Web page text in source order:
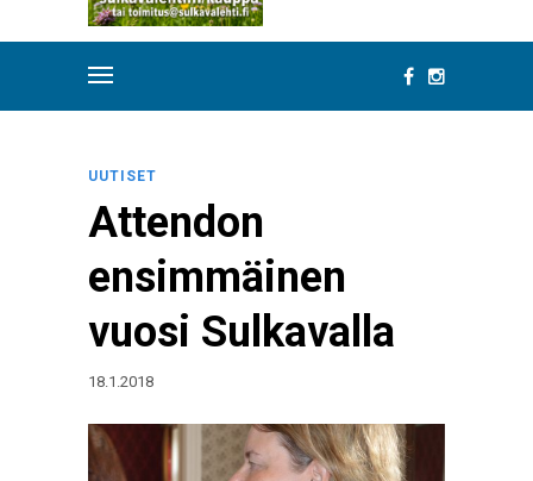
UUTISET
Attendon
ensimmäinen
vuosi Sulkavalla
18.1.2018